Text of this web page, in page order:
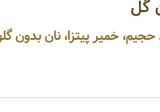
گل
خمیر پیتزا، نان بدون